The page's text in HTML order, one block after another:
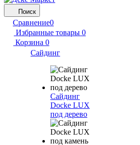
Поиск
Сравнение0
Избранные товары 0
Корзина 0
Сайдинг
Сайдинг
Docke LUX
под дерево